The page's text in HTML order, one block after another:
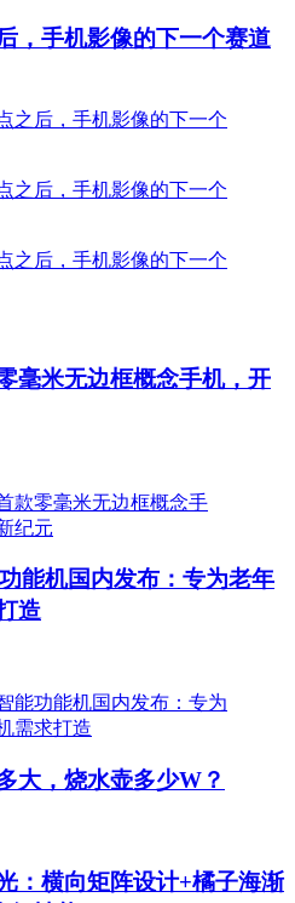
，手机影像的下一个赛道
毫米无边框概念手机，开
能机国内发布：专为老年
造
大，烧水壶多少W？
：横向矩阵设计+橘子海渐